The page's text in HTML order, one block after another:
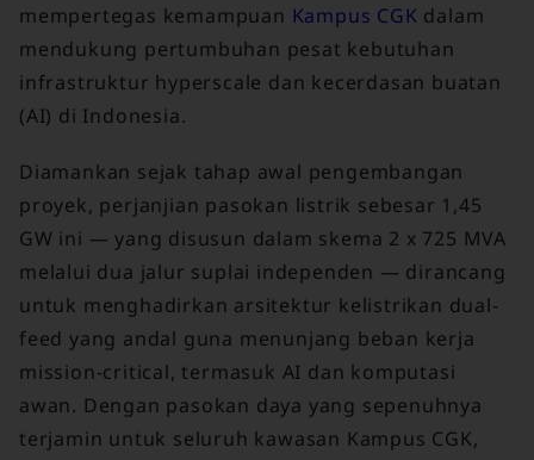
mempertegas kemampuan Kampus CGK dalam
mendukung pertumbuhan pesat kebutuhan
infrastruktur hyperscale dan kecerdasan buatan
(AI) di Indonesia.
Diamankan sejak tahap awal pengembangan
proyek, perjanjian pasokan listrik sebesar 1,45
GW ini — yang disusun dalam skema 2 x 725 MVA
melalui dua jalur suplai independen — dirancang
untuk menghadirkan arsitektur kelistrikan dual-
feed yang andal guna menunjang beban kerja
mission-critical, termasuk AI dan komputasi
awan. Dengan pasokan daya yang sepenuhnya
terjamin untuk seluruh kawasan Kampus CGK,